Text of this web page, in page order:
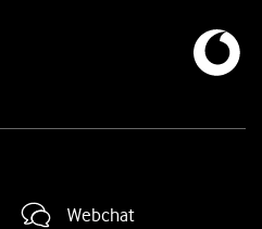
Webchat